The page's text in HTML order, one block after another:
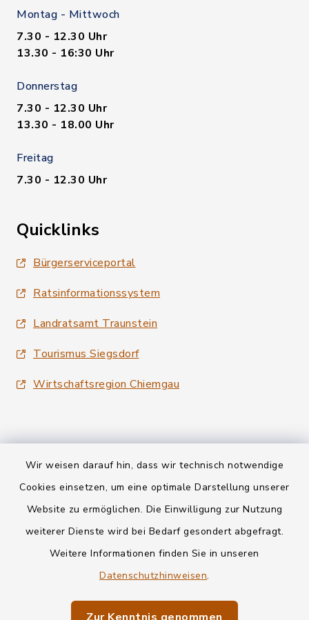
Wir weisen darauf hin, dass wir technisch notwendige
Cookies einsetzen, um eine optimale Darstellung unserer
Website zu ermöglichen. Die Einwilligung zur Nutzung
weiterer Dienste wird bei Bedarf gesondert abgefragt.
Weitere Informationen finden Sie in unseren
Datenschutzhinweisen.
Montag - Mittwoch
7.30 - 12.30 Uhr
13.30 - 16:30 Uhr
Donnerstag
7.30 - 12.30 Uhr
13.30 - 18.00 Uhr
Freitag
7.30 - 12.30 Uhr
Quicklinks
Bürgerserviceportal
Ratsinformationssystem
Landratsamt Traunstein
Tourismus Siegsdorf
Wirtschaftsregion Chiemgau
Kontakt
Informationspflichten